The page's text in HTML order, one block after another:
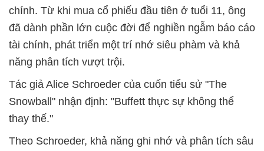
chính. Từ khi mua cổ phiếu đầu tiên ở tuổi 11, ông
đã dành phần lớn cuộc đời để nghiền ngẫm báo cáo
tài chính, phát triển một trí nhớ siêu phàm và khả
năng phân tích vượt trội.
Tác giả Alice Schroeder của cuốn tiểu sử "The
Snowball" nhận định: "Buffett thực sự không thể
thay thế."
Theo Schroeder, khả năng ghi nhớ và phân tích sâu